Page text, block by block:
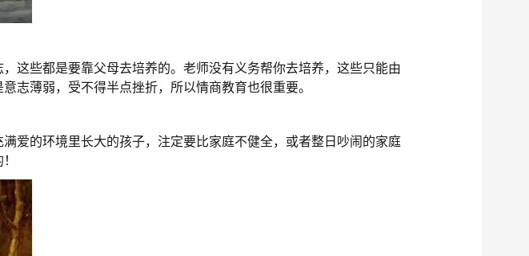
这些都是要靠父母去培养的。老师没有义务帮你去培养，这些只能由
志薄弱，受不得半点挫折，所以情商教育也很重要。
爱的环境里长大的孩子，注定要比家庭不健全，或者整日吵闹的家庭